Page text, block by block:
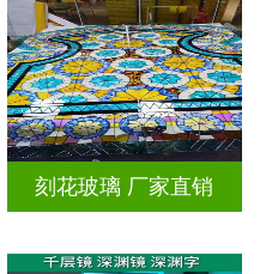
刻花玻璃 厂家直销